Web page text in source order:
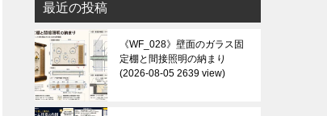
最近の投稿
《WF_028》壁面のガラス固
定棚と間接照明の納まり
2026-08-05 2639 view